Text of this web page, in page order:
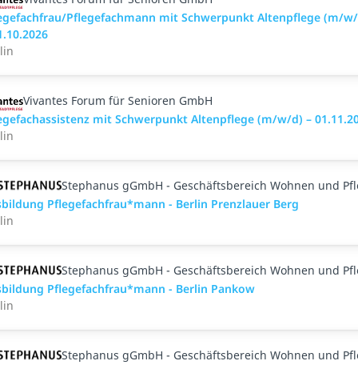
Pflegefachmann mit Schwerpunkt Altenpflege (m/
Vivantes Forum für Senioren GmbH
mit Schwerpunkt Altenpflege (m/w/d) –
Stephanus gGmbH - Geschäftsbereich Wohnen und
Pflegefachfrau*mann - Berlin Prenzlauer Berg
Stephanus gGmbH - Geschäftsbereich Wohnen und
Pflegefachfrau*mann - Berlin Pankow
Stephanus gGmbH - Geschäftsbereich Wohnen und